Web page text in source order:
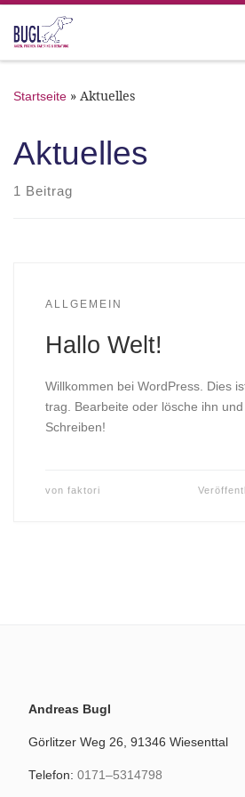
Zum Inhalt springen
Startseite » Aktuelles
Aktuelles
1 Beitrag
ALLGEMEIN
Hallo Welt!
Will­kom­men bei Word­Press. Dies
trag. Bear­bei­te oder lösche ihn
Schrei­ben!
von faktori
Andre­as Bugl
Gör­lit­zer Weg 26, 91346 Wie­sent­tal
Tele­fon: 0171–5314798